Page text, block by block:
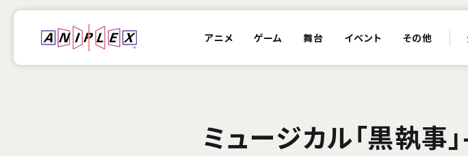
アニメ ゲーム 舞台 イベント その他
ミュージカル「黒執事